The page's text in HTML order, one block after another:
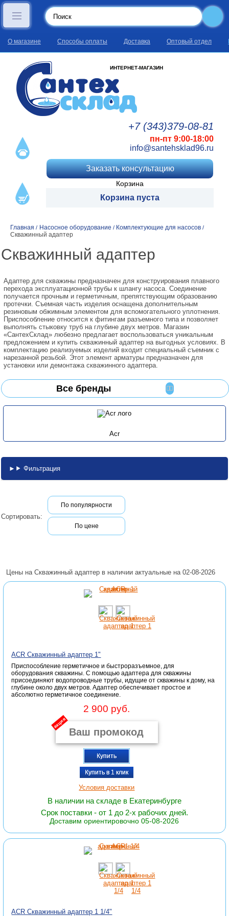
О магазине Способы оплаты Доставка Оптовый отдел
ИНТЕРНЕТ-МАГАЗИН
+7 (343)379-08-81
пн-пт 9:00-18:00
info@santehsklad96.ru
Заказать консультацию
Корзина
Корзина пуста
Главная / Насосное оборудование / Комплектующие для насосов /
Скважинный адаптер
Скважинный адаптер
Адаптер для скважины предназначен для конструирования плавного
перехода эксплуатационной трубы к шлангу насоса. Соединение
получается прочным и герметичным, препятствующим образованию
протечки. Съемная часть изделия оснащена дополнительным
резиновым обжимным элементом для вспомогательного уплотнения.
Приспособление относится к фитингам разъемного типа и позволяет
выполнять стыковку труб на глубине двух метров. Магазин
«СантехСклад» любезно предлагает воспользоваться уникальным
предложением и купить скважинный адаптер на выгодных условиях. В
комплектацию реализуемых изделий входит специальный съемник с
нарезанной резьбой. Этот элемент арматуры предназначен для
установки или демонтажа скважинного адаптера.
Все бренды
Acr
Фильтрация
Сортировать:
По популярности
По цене
Цены на Скважинный адаптер в наличии актуальные на 02-08-2026
ACR Скважинный адаптер 1"
Приспособление герметичное и быстроразъемное, для
оборудования скважины. С помощью адаптера для скважины
присоединяют водопроводные трубы, идущие от скважины к дому, на
глубине около двух метров. Адаптер обеспечивает простое и
абсолютно герметичное соединение.
2 900 руб.
акция
Купить
Купить в 1 клик
Условия доставки
В наличии на складе в Екатеринбурге
Срок поставки - от 1 до 2-х рабочих дней.
Доставим ориентировочно 05-08-2026
ACR Скважинный адаптер 1 1/4"